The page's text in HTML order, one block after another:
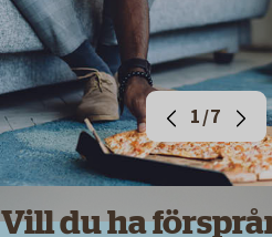
1/7
Vill du ha